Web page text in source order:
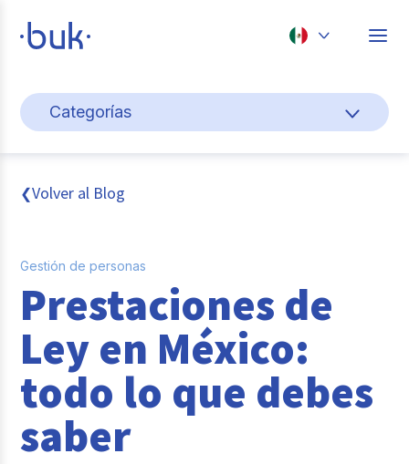
Perú
Categorías
Gestión de personas
Cultura y bienestar laboral
Transformación digital
Tendencias y data
Novedades
Entrevistas con expertos
Casos de éxito
❮Volver al Blog
Gestión de personas
Prestaciones de
Ley en México:
todo lo que debes
saber